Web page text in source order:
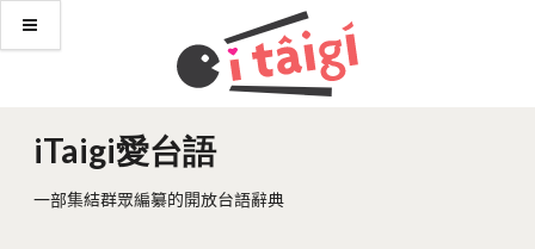
iTaigi愛台語
一部集結群眾編纂的開放台語辭典